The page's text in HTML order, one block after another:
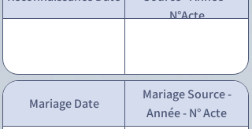
N°Acte
Mariage Date
Mariage Source -
Année - N° Acte